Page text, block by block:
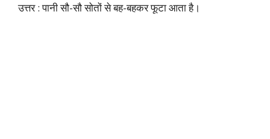
उत्तर : पानी सौ-सौ सोतों से बह-बहकर फूटा आता है।